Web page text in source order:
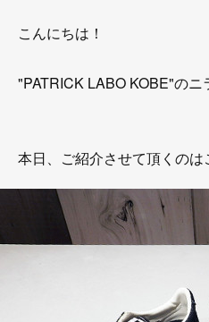
こんにちは！
"PATRICK LABO KOBE"のニ
本日、ご紹介させて頂くのは